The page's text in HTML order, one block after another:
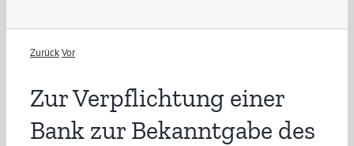
ZurückVor
Zur Verpflichtung einer
Bank zur Bekanntgabe des